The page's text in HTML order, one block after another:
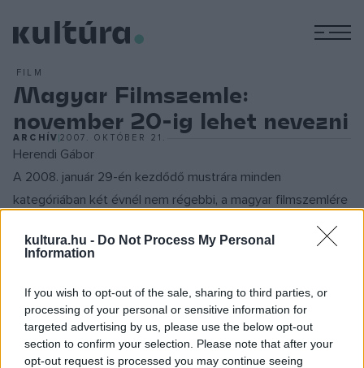
kultura.hu - Do Not Process My Personal
Information
If you wish to opt-out of the sale, sharing to third parties, or
processing of your personal or sensitive information for
targeted advertising by us, please use the below opt-out
section to confirm your selection. Please note that after your
opt-out request is processed you may continue seeing
FILM
Magyar Filmszemle:
november 20-ig lehet nevezni
ARCHÍV2007. OKTÓBER 21.
Herendi Gábor
A 2008. január 29-én kezdődő mustrára minden
kategóriában két évnél nem régebbi, a magyar filmszemlére
még nem nevezett, illetve nem előzsűrizett magyar filmet
küldhetnek be az alkotók - jelentették a szervezők a távirati
és kísérleti film kategóriákban lehet nevezni, a nem fikciós
filmeket pedig tudományos-ismeretterjesztő filmek,
szociográfiai, néprajzi és antropológiai film, történelmi
dokumentumfilm, portréfilm, riport- és interjúfilm, valamint